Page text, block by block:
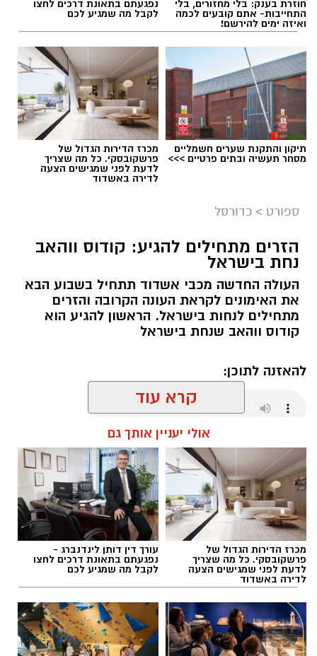
רוצה לעקוב אחרי הערוץ של הקבוצה "אשדוד נט"
חוזרת בענק: בלי מחזורים, בלי
התחייבות- אתם קובעים לכמה
ואיזה ימים להירשם!
נפגעתם בתאונת דרכים לחצו
לקבל מה שמגיע לכם
תיקון והתקנת שערים חשמליים
מסחר תעשיה ובתים פרטיים >>>
מכרז הדירות הגדול של
פרשקובסקי. כל מה שצריך
לדעת לפני שמגישים הצעה
לדירה באשדוד
ספורט > כדורסל
הזרים מתחילים להגיע: קודוס ווהאב
נחת בישראל
העולה החדשה מכבי אשדוד תתחיל בשבוע הבא
את האימונים לקראת העונה הקרובה והזרים
מתחילים לנחות בישראל. הראשון להגיע הוא
קודוס ווהאב שנחת בישראל
להאזנה לתוכן:
שחר כחלון / 17:59 07.08.26
תגים:מכבי אשדוד, קודוס ווהאב
קרא עוד
אולי יעניין אותך גם
מכרז הדירות הגדול של
פרשקובסקי. כל מה שצריך
לדעת לפני שמגישים הצעה
לדירה באשדוד
עורך דין דותן לינדנברג -
נפגעתם בתאונת דרכים לחצו
לקבל מה שמגיע לכם